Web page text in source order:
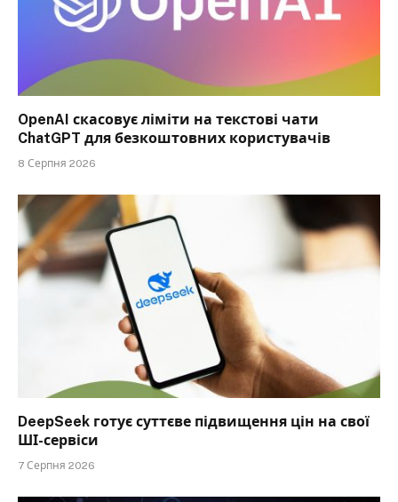
OpenAI скасовує ліміти на текстові чати
ChatGPT для безкоштовних користувачів
8 Серпня 2026
DeepSeek готує суттєве підвищення цін на свої
ШІ-сервіси
7 Серпня 2026